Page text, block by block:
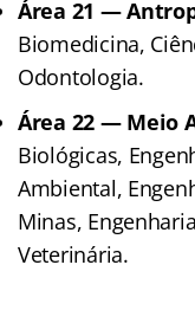
Área 21 —
Biomedicina,
Odontologia.
Área 22 — Meio
Biológicas,
Ambiental,
Minas,
Veterinária.